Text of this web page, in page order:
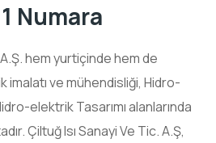
Numara
hem yurtiçinde hem de
imalatı ve mühendisliği, Hidro-
elektrik Tasarımı alanlarında
Çiltuğ Isı Sanayi Ve Tic. A.Ş,